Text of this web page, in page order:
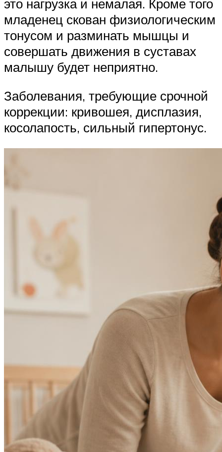
это нагрузка и немалая. Кроме того
младенец скован физиологическим
тонусом и разминать мышцы и
совершать движения в суставах
малышу будет неприятно.
Заболевания, требующие срочной
коррекции: кривошея, дисплазия,
косолапость, сильный гипертонус.